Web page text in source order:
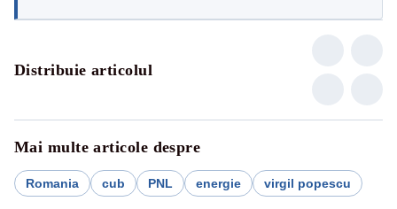
Distribuie articolul
Mai multe articole despre
Romania cub PNL energie virgil popescu